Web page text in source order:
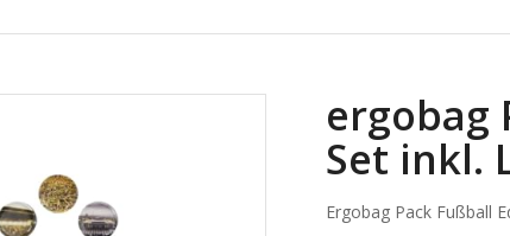
ergobag
Set inkl.
Ergobag Pack Fußball